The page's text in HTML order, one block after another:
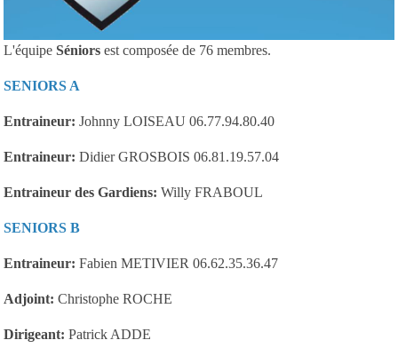
L'équipe Séniors est composée de 76 membres.
SENIORS A
Entraineur: Johnny LOISEAU 06.77.94.80.40
Entraineur: Didier GROSBOIS 06.81.19.57.04
Entraineur des Gardiens: Willy FRABOUL
SENIORS B
Entraineur: Fabien METIVIER 06.62.35.36.47
Adjoint: Christophe ROCHE
Dirigeant: Patrick ADDE